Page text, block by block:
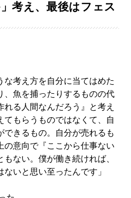
考え、最後はフェス
考え方を自分に当てはめた
、魚を捕ったりするものの代
れる人間なんだろう』と考え
てもらうものではなくて、自
できるもの。自分が売れるも
の意向で『ここから仕事ない
ない。僕が働き続ければ、
いと思い至ったんです」